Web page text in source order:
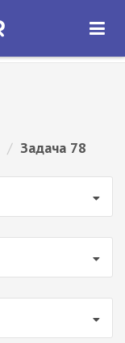
ОТКРЫТЬ
/ Задача 78